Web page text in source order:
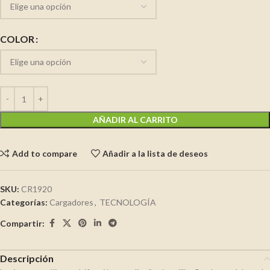
COLOR
AÑADIR AL CARRITO
Add to compare Añadir a la lista de deseos
SKU: CR1920
Categorías: Cargadores, TECNOLOGÍA
Compartir:
Descripción